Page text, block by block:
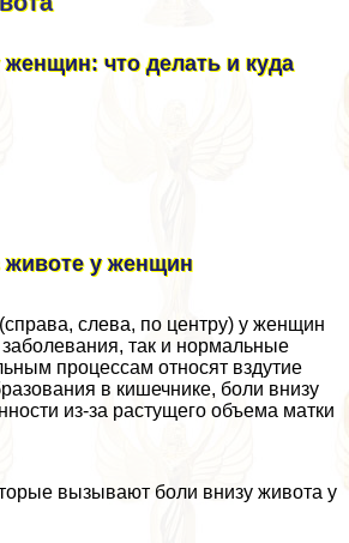
что делать и куда
у женщин
слева, по центру) у женщин
так и нормальные
процессам относят вздутие
в кишечнике, боли внизу
из-за растущего объема матки
вызывают боли внизу живота у